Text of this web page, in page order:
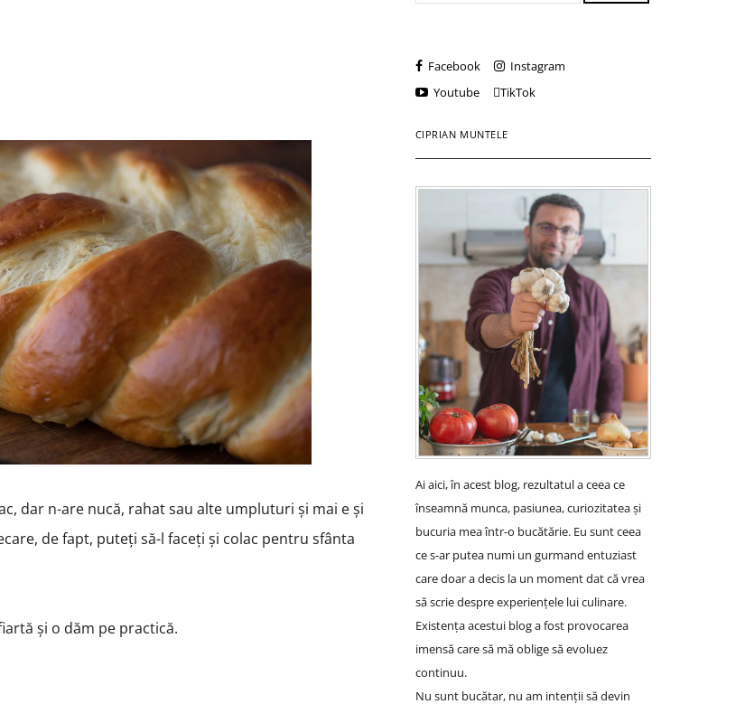
dar n-are nucă, rahat sau alte umpluturi și mai e și
de fapt, puteți să-l faceți și colac pentru sfânta
și o dăm pe practică.
Facebook
Instagram
Youtube
TikTok
CIPRIAN MUNTELE
Ai aici, în acest blog, rezultatul a ceea ce
înseamnă munca, pasiunea, curiozitatea și
bucuria mea într-o bucătărie. Eu sunt ceea
ce s-ar putea numi un gurmand entuziast
care doar a decis la un moment dat că vrea
să scrie despre experiențele lui culinare.
Existența acestui blog a fost provocarea
imensă care să mă oblige să evoluez
continuu.
Nu sunt bucătar, nu am intenții să devin